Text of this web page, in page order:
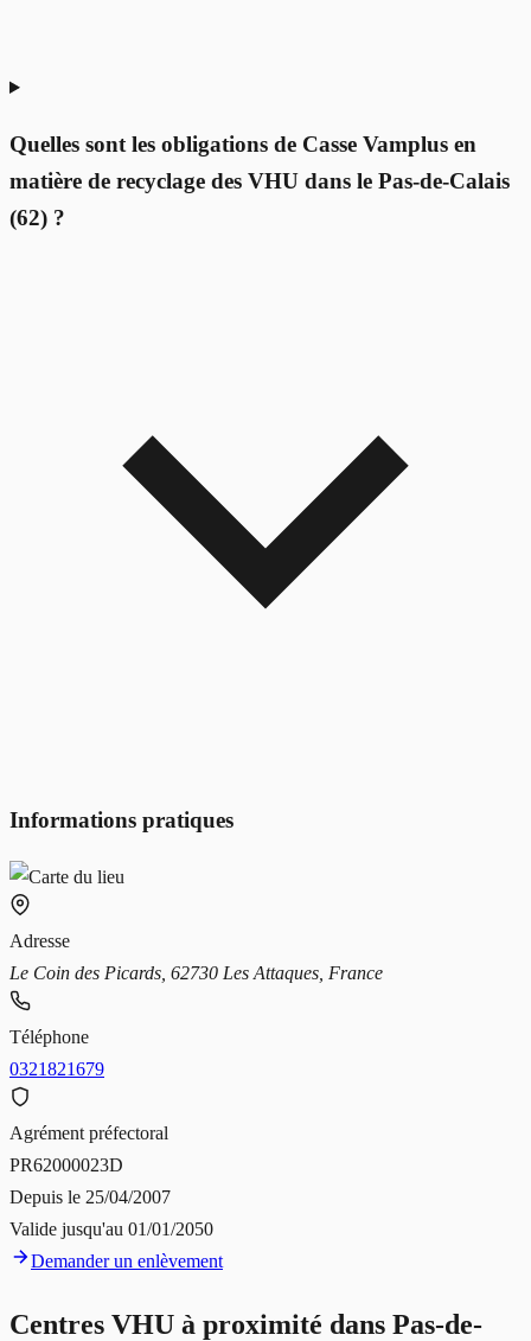
Quelles sont les obligations de Casse Vamplus en
matière de recyclage des VHU dans le Pas-de-Calais
(62) ?
Informations pratiques
Adresse
Le Coin des Picards, 62730 Les Attaques, France
Téléphone
0321821679
Agrément préfectoral
PR62000023D
Depuis le 25/04/2007
Valide jusqu'au 01/01/2050
Demander un enlèvement
Centres VHU à proximité dans Pas-de-